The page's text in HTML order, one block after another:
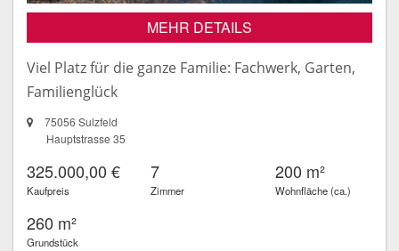
MEHR DETAILS
Viel Platz für die ganze Familie: Fachwerk, Garten,
Familienglück
75056 Sulzfeld
Hauptstrasse 35
325.000,00 €
Kaufpreis
7
Zimmer
200 m²
Wohnfläche (ca.)
260 m²
Grundstück